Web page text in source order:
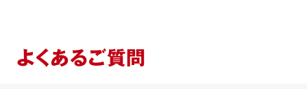
よくあるご質問